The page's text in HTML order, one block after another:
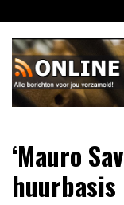
naar
inhoud
Online
verzameld
‘Mauro
huurbasis